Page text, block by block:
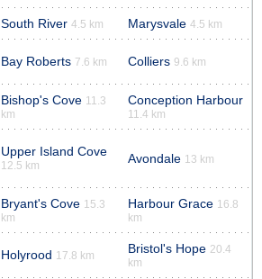
South River 4.5 km Marysvale 4.5 km
Bay Roberts 7.6 km Colliers 9.6 km
Bishop's Cove 11.3
km
Conception Harbour
11.4 km
Upper Island Cove
12.5 km Avondale 13 km
Bryant's Cove 15.3
km
Harbour Grace 16.8
km
Holyrood 17.8 km Bristol's Hope 20.4
km